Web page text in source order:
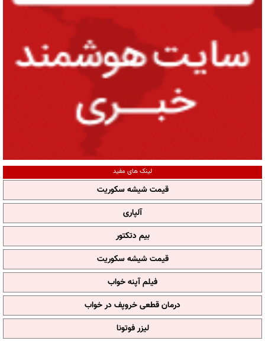
لینک های مفید
قیمت شیشه سکوریت
آلپاری
بیم دتکتور
قیمت شیشه سکوریت
فیلم آپنه خواب
درمان قطعی خروپف در خواب
لیزر فوتونا